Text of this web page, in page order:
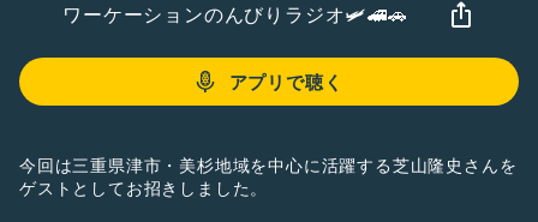
ワーケーションのんびりラジオ🛩🚄🚗
アプリで聴く
今回は三重県津市・美杉地域を中心に活躍する芝山隆史さんを
ゲストとしてお招きしました。